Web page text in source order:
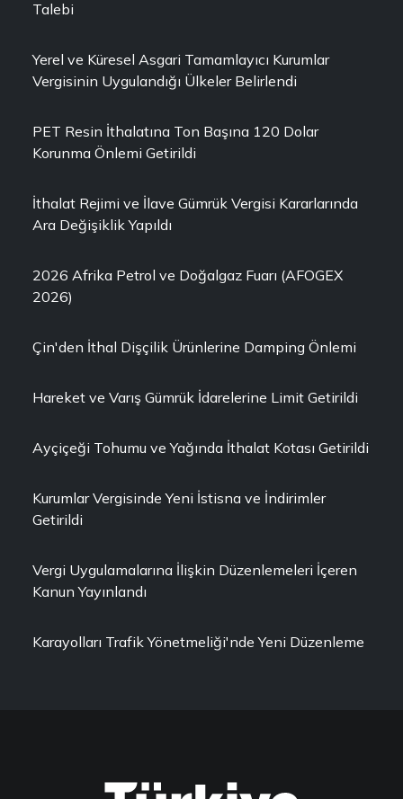
Talebi
Yerel ve Küresel Asgari Tamamlayıcı Kurumlar
Vergisinin Uygulandığı Ülkeler Belirlendi
PET Resin İthalatına Ton Başına 120 Dolar
Korunma Önlemi Getirildi
İthalat Rejimi ve İlave Gümrük Vergisi Kararlarında
Ara Değişiklik Yapıldı
2026 Afrika Petrol ve Doğalgaz Fuarı (AFOGEX
2026)
Çin'den İthal Dişçilik Ürünlerine Damping Önlemi
Hareket ve Varış Gümrük İdarelerine Limit Getirildi
Ayçiçeği Tohumu ve Yağında İthalat Kotası Getirildi
Kurumlar Vergisinde Yeni İstisna ve İndirimler
Getirildi
Vergi Uygulamalarına İlişkin Düzenlemeleri İçeren
Kanun Yayınlandı
Karayolları Trafik Yönetmeliği'nde Yeni Düzenleme